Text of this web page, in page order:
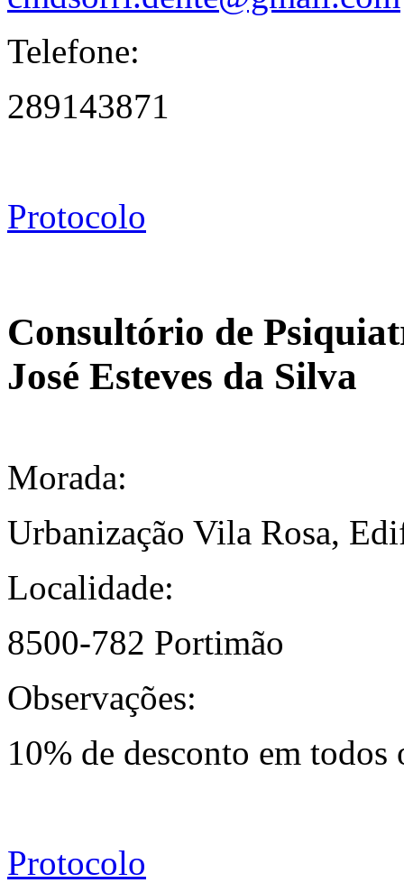
Telefone:
289143871
Protocolo
Consultório de
José Esteves da Silva
Morada:
Urbanização Vila Rosa,
Localidade:
8500-782 Portimão
Observações:
10% de desconto em
Protocolo